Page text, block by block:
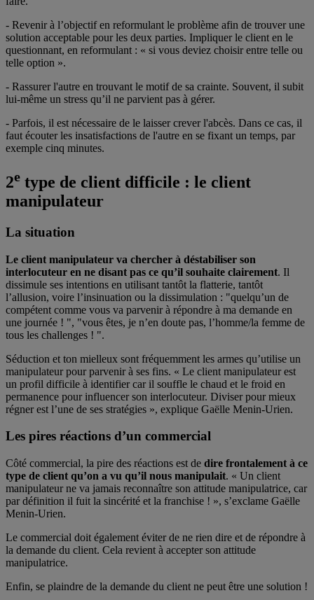
- Revenir à l’objectif en reformulant le problème afin de trouver une
solution acceptable pour les deux parties. Impliquer le client en le
questionnant, en reformulant : « si vous deviez choisir entre telle ou
telle option ».
- Rassurer l'autre en trouvant le motif de sa crainte. Souvent, il subit
lui-même un stress qu’il ne parvient pas à gérer.
- Parfois, il est nécessaire de le laisser crever l'abcès. Dans ce cas, il
faut écouter les insatisfactions de l'autre en se fixant un temps, par
exemple cinq minutes.
2e type de client difficile : le client
manipulateur
La situation
Le client manipulateur va chercher à déstabiliser son
interlocuteur en ne disant pas ce qu’il souhaite clairement. Il
dissimule ses intentions en utilisant tantôt la flatterie, tantôt
l’allusion, voire l’insinuation ou la dissimulation : "quelqu’un de
compétent comme vous va parvenir à répondre à ma demande en
une journée ! ", "vous êtes, je n’en doute pas, l’homme/la femme de
tous les challenges ! ".
Séduction et ton mielleux sont fréquemment les armes qu’utilise un
manipulateur pour parvenir à ses fins. « Le client manipulateur est
un profil difficile à identifier car il souffle le chaud et le froid en
permanence pour influencer son interlocuteur. Diviser pour mieux
régner est l’une de ses stratégies », explique Gaëlle Menin-Urien.
Les pires réactions d’un commercial
Côté commercial, la pire des réactions est de dire frontalement à ce
type de client qu’on a vu qu’il nous manipulait. « Un client
manipulateur ne va jamais reconnaître son attitude manipulatrice, car
par définition il fuit la sincérité et la franchise ! », s’exclame Gaëlle
Menin-Urien.
Le commercial doit également éviter de ne rien dire et de répondre à
la demande du client. Cela revient à accepter son attitude
manipulatrice.
Enfin, se plaindre de la demande du client ne peut être une solution !